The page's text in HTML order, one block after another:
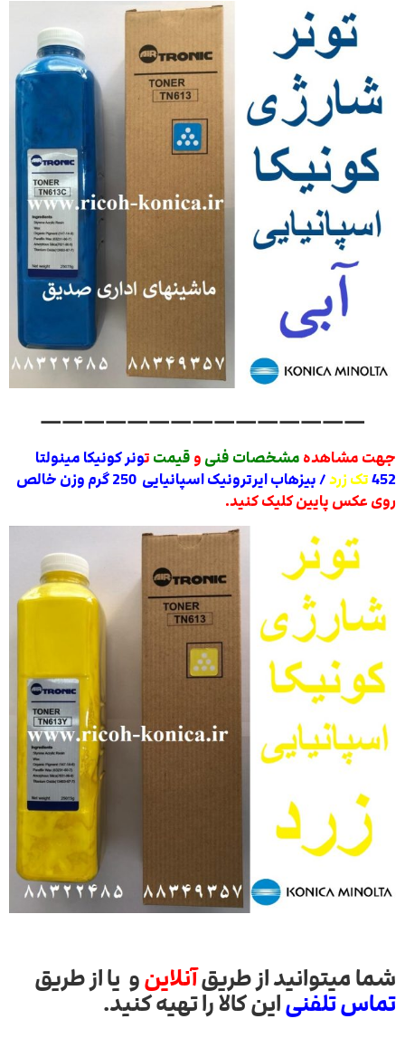
———————————————
جهت مشاهده مشخصات فنی و قیمت تونر کونیکا مینولتا
452تک زرد/ بیزهاب ایرترونیک اسپانیایی 250 گرم وزن خالص
روی عکس پایین کلیک کنید.
شما میتوانید از طریقآنلاینو یا از طریق
تماس تلفنیاین کالا را تهیه کنید.